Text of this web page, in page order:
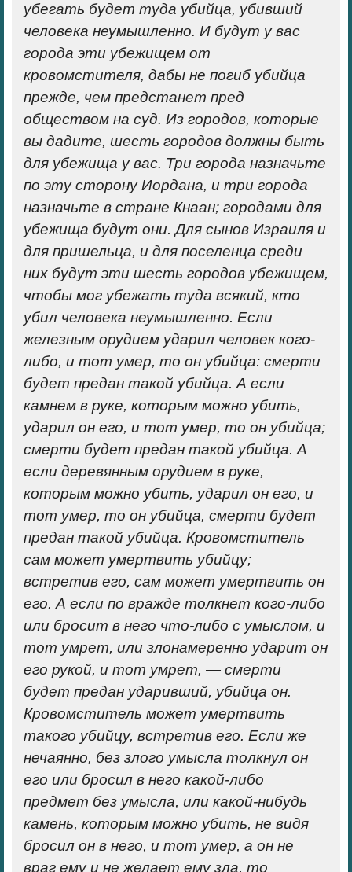
убегать будет туда убийца, убивший
человека неумышленно. И будут у вас
города эти убежищем от
кровомстителя, дабы не погиб убийца
прежде, чем предстанет пред
обществом на суд. Из городов, которые
вы дадите, шесть городов должны быть
для убежища у вас. Три города назначьте
по эту сторону Иордана, и три города
назначьте в стране Кнаан; городами для
убежища будут они. Для сынов Израиля и
для пришельца, и для поселенца среди
них будут эти шесть городов убежищем,
чтобы мог убежать туда всякий, кто
убил человека неумышленно. Если
железным орудием ударил человек кого-
либо, и тот умер, то он убийца: смерти
будет предан такой убийца. А если
камнем в руке, которым можно убить,
ударил он его, и тот умер, то он убийца;
смерти будет предан такой убийца. А
если деревянным орудием в руке,
которым можно убить, ударил он его, и
тот умер, то он убийца, смерти будет
предан такой убийца. Кровомститель
сам может умертвить убийцу;
встретив его, сам может умертвить он
его. А если по вражде толкнет кого-либо
или бросит в него что-либо с умыслом, и
тот умрет, или злонамеренно ударит он
его рукой, и тот умрет, — смерти
будет предан ударивший, убийца он.
Кровомститель может умертвить
такого убийцу, встретив его. Если же
нечаянно, без злого умысла толкнул он
его или бросил в него какой-либо
предмет без умысла, или какой-нибудь
камень, которым можно убить, не видя
бросил он в него, и тот умер, а он не
враг ему и не желает ему зла, то